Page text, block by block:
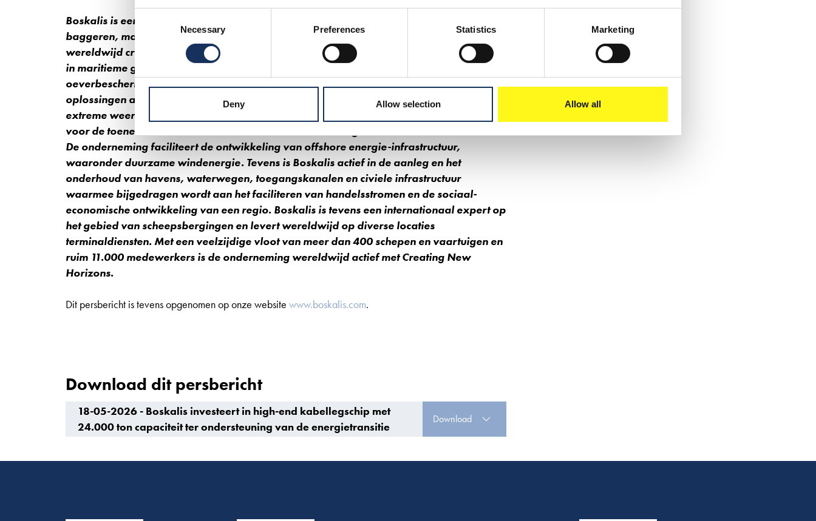
Necessary Preferences Statistics Marketing
Deny Allow selection Allow all
Boskalis is een toonaangevende internationale dienstverlener op het gebied van
baggeren, maritieme infrastructuur en maritieme diensten. De onderneming levert
wereldwijd creatieve en innovatieve totaaloplossingen voor infrastructurele uitdagingen
in maritieme gebieden, kuststreken en rivierdelta’s. Met kernactiviteiten zoals kust- en
oeverbescherming en landaanwinning kan Boskalis adaptieve en mitigerende
oplossingen aanbieden ter bestrijding van de gevolgen van klimaatverandering, zoals
extreme weersomstandigheden en de stijging van de zeespiegel, evenals oplossingen
voor de toenemende behoefte aan ruimte in kust- en deltagebieden over de hele wereld.
De onderneming faciliteert de ontwikkeling van offshore energie-infrastructuur,
waaronder duurzame windenergie. Tevens is Boskalis actief in de aanleg en het
onderhoud van havens, waterwegen, toegangskanalen en civiele infrastructuur
waarmee bijgedragen wordt aan het faciliteren van handelsstromen en de sociaal-
economische ontwikkeling van een regio. Boskalis is tevens een internationaal expert op
het gebied van scheepsbergingen en levert wereldwijd op diverse locaties
terminaldiensten. Met een veelzijdige vloot van meer dan 400 schepen en vaartuigen en
ruim 11.000 medewerkers is de onderneming wereldwijd actief met Creating New
Horizons.
Dit persbericht is tevens opgenomen op onze website www.boskalis.com.
Download dit persbericht
18-05-2026 - Boskalis investeert in high-end kabellegschip met
24.000 ton capaciteit ter ondersteuning van de energietransitie
Download